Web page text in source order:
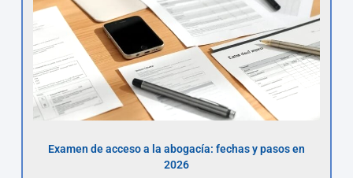
Examen de acceso a la abogacía: fechas y pasos en
2026